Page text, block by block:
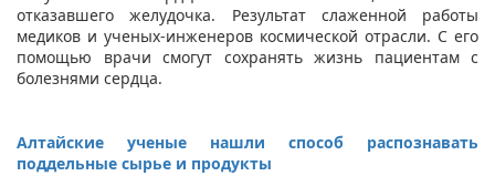
отказавшего желудочка. Результат слаженной работы
медиков и ученых-инженеров космической отрасли. С его
помощью врачи смогут сохранять жизнь пациентам с
болезнями сердца.
Алтайские ученые нашли способ распознавать
поддельные сырье и продукты